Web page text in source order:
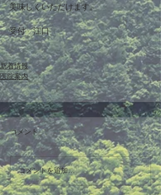
美味しくいただけます。
受付　江口
新着情報
医院案内
コメント
コメントを追加…